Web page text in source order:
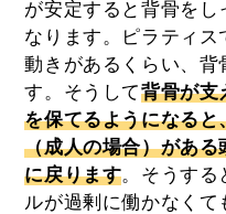
が安定すると背骨をし
なります。ピラティ
動きがあるくらい、
す。そうして背骨が支
を保てるようになる
（成人の場合）があ
に戻ります。そうする
ルが過剰に働かなくて